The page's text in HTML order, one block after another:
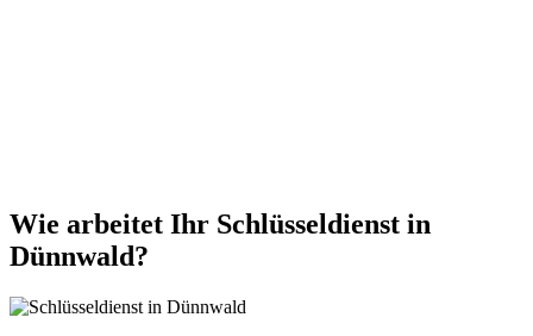
Wie arbeitet Ihr Schlüsseldienst in
Dünnwald?